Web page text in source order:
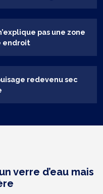
pas une zone
endroit
redevenu sec
verre d’eau mais